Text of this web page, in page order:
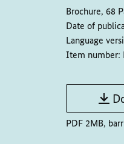
Brochure, 68
Date of
Language
Item number:
PDF 2MB,